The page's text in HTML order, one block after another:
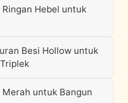
Hebel untuk
Besi Hollow untuk
untuk Bangun